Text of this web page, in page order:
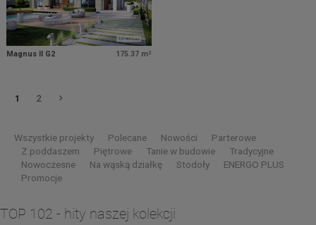
Magnus II G2 175.37 m²
1 2
Wszystkie projekty Polecane Nowości
Parterowe
Z poddaszem
Piętrowe Tanie w budowie
Tradycyjne
Nowoczesne
Na wąską działkę Stodoły
ENERGO PLUS
Promocje
TOP 102 - hity naszej kolekcji